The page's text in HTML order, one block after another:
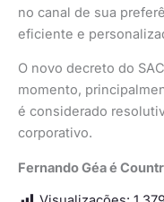
no canal de sua
eficiente e
O novo decreto do
momento,
é considerado
corporativo.
Fernando Géa é